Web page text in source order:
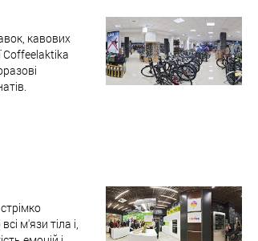
кавових
Coffeelaktika
м'язи тіла і,